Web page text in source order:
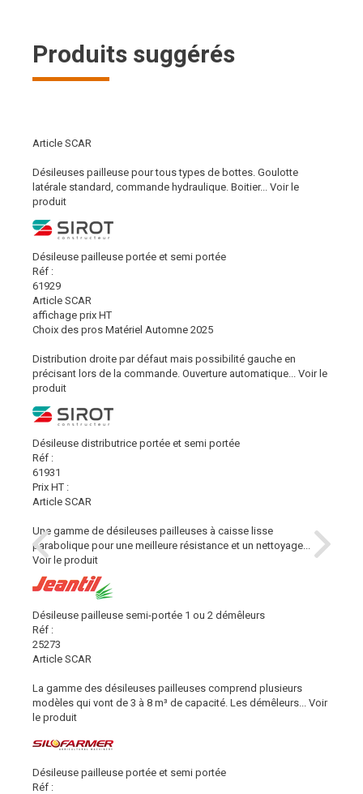
Produits suggérés
Article SCAR
Désileuses pailleuse pour tous types de bottes. Goulotte
latérale standard, commande hydraulique. Boitier...
Voir le
produit
Désileuse pailleuse portée et semi portée
Réf :
61929
Article SCAR
affichage prix HT
Choix des pros Matériel Automne 2025
Distribution droite par défaut mais possibilité gauche en
précisant lors de la commande. Ouverture automatique...
Voir le
produit
Désileuse distributrice portée et semi portée
Réf :
61931
Prix HT :
Article SCAR
Une gamme de désileuses pailleuses à caisse lisse
parabolique pour une meilleure résistance et un nettoyage...
Voir le produit
Désileuse pailleuse semi-portée 1 ou 2 démêleurs
Réf :
25273
Article SCAR
La gamme des désileuses pailleuses comprend plusieurs
modèles qui vont de 3 à 8 m³ de capacité. Les démêleurs...
Voir
le produit
Désileuse pailleuse portée et semi portée
Réf :